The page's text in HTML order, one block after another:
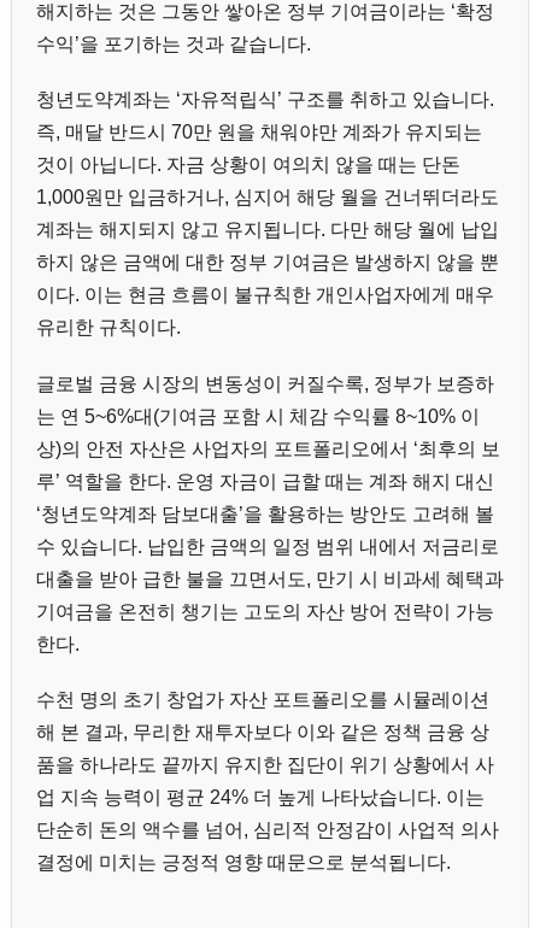
해지하는 것은 그동안 쌓아온 정부 기여금이라는 ‘확정
수익’을 포기하는 것과 같습니다.
청년도약계좌는 ‘자유적립식’ 구조를 취하고 있습니다.
즉, 매달 반드시 70만 원을 채워야만 계좌가 유지되는
것이 아닙니다. 자금 상황이 여의치 않을 때는 단돈
1,000원만 입금하거나, 심지어 해당 월을 건너뛰더라도
계좌는 해지되지 않고 유지됩니다. 다만 해당 월에 납입
하지 않은 금액에 대한 정부 기여금은 발생하지 않을 뿐
이다. 이는 현금 흐름이 불규칙한 개인사업자에게 매우
유리한 규칙이다.
글로벌 금융 시장의 변동성이 커질수록, 정부가 보증하
는 연 5~6%대(기여금 포함 시 체감 수익률 8~10% 이
상)의 안전 자산은 사업자의 포트폴리오에서 ‘최후의 보
루’ 역할을 한다. 운영 자금이 급할 때는 계좌 해지 대신
‘청년도약계좌 담보대출’을 활용하는 방안도 고려해 볼
수 있습니다. 납입한 금액의 일정 범위 내에서 저금리로
대출을 받아 급한 불을 끄면서도, 만기 시 비과세 혜택과
기여금을 온전히 챙기는 고도의 자산 방어 전략이 가능
한다.
수천 명의 초기 창업가 자산 포트폴리오를 시뮬레이션
해 본 결과, 무리한 재투자보다 이와 같은 정책 금융 상
품을 하나라도 끝까지 유지한 집단이 위기 상황에서 사
업 지속 능력이 평균 24% 더 높게 나타났습니다. 이는
단순히 돈의 액수를 넘어, 심리적 안정감이 사업적 의사
결정에 미치는 긍정적 영향 때문으로 분석됩니다.